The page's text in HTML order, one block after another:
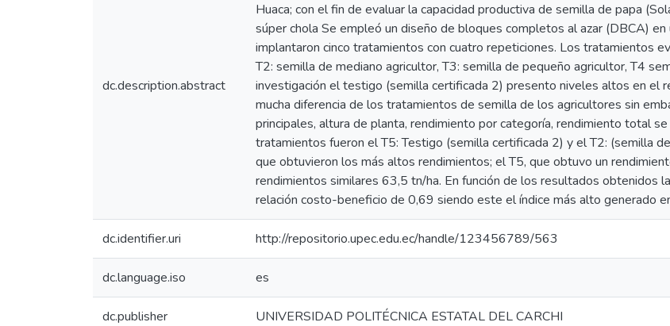
dc.description.abstract
Huaca; con el fin de evaluar la capacidad productiva de semilla de papa
súper chola Se empleó un diseño de bloques completos al azar (DBCA)
implantaron cinco tratamientos con cuatro repeticiones. Los tratamientos
T2: semilla de mediano agricultor, T3: semilla de pequeño agricultor, T4
investigación el testigo (semilla certificada 2) presento niveles altos en el
mucha diferencia de los tratamientos de semilla de los agricultores sin
principales, altura de planta, rendimiento por categoría, rendimiento total
tratamientos fueron el T5: Testigo (semilla certificada 2) y el T2: (semilla
que obtuvieron los más altos rendimientos; el T5, que obtuvo un
rendimientos similares 63,5 tn/ha. En función de los resultados obtenidos
relación costo-beneficio de 0,69 siendo este el índice más alto generado
dc.identifier.uri http://repositorio.upec.edu.ec/handle/123456789/563
dc.language.iso es
dc.publisher UNIVERSIDAD POLITÉCNICA ESTATAL DEL CARCHI